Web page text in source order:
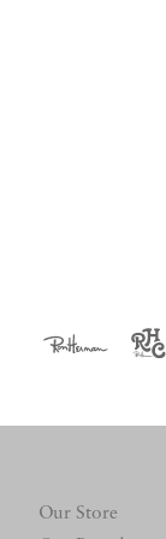
Our Store